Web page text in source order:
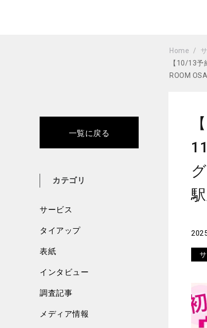
Home
【10/13
ROOM
一覧に戻る
カテゴリ
サービス
タイアップ
表紙
インタビュー
調査記事
メディア情報